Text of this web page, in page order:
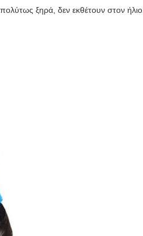
ξηρά, δεν εκθέτουν στον ήλιο.